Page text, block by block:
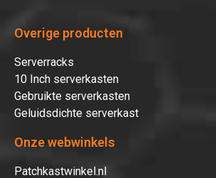
Overige producten
Serverracks
10 Inch serverkasten
Gebruikte serverkasten
Geluidsdichte serverkast
Onze webwinkels
Patchkastwinkel.nl